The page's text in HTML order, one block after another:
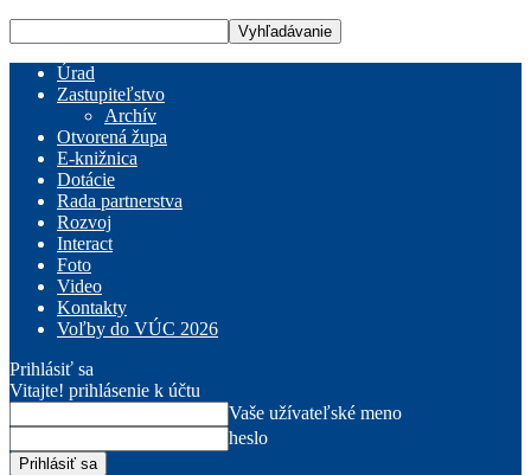
Úrad
Zastupiteľstvo
Archív
Otvorená župa
E-knižnica
Dotácie
Rada partnerstva
Rozvoj
Interact
Foto
Video
Kontakty
Voľby do VÚC 2026
Prihlásiť sa
Vitajte! prihlásenie k účtu
Vaše užívateľské meno
heslo